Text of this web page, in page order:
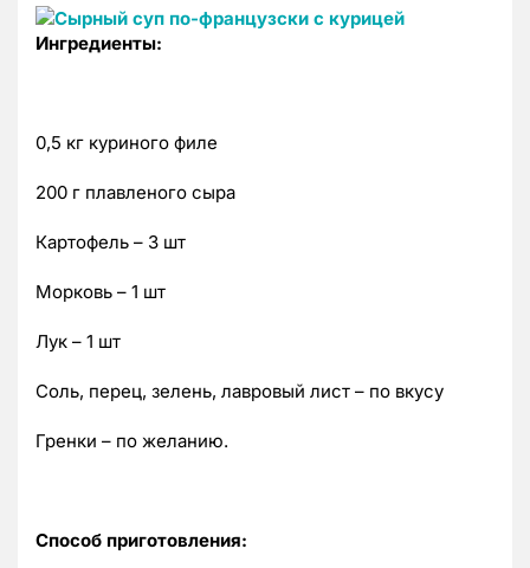
Ингредиенты:
0,5 кг куриного филе
200 г плавленого сыра
Картофель – 3 шт
Морковь – 1 шт
Лук – 1 шт
Соль, перец, зелень, лавровый лист – по вкусу
Гренки – по желанию.
Способ приготовления: